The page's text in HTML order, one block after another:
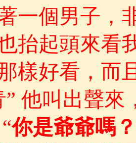
一個男子，
抬起頭來看
樣好看，而
” 他叫出聲
你是爺爺嗎